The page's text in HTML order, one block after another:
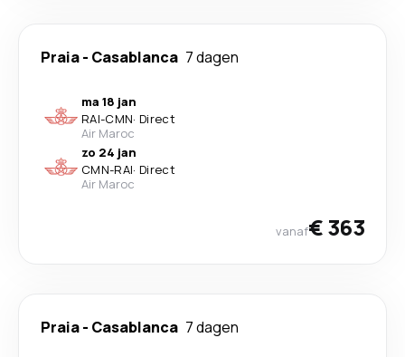
Praia- Casablanca 7 dagen
ma 18 jan
RAI-CMN· Direct
Air Maroc
zo 24 jan
CMN-RAI· Direct
Air Maroc
vanaf€ 363
Praia- Casablanca 7 dagen